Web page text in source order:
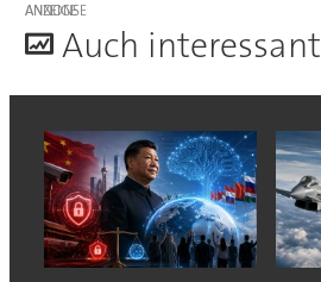
ANZEIGE
Auch interessant